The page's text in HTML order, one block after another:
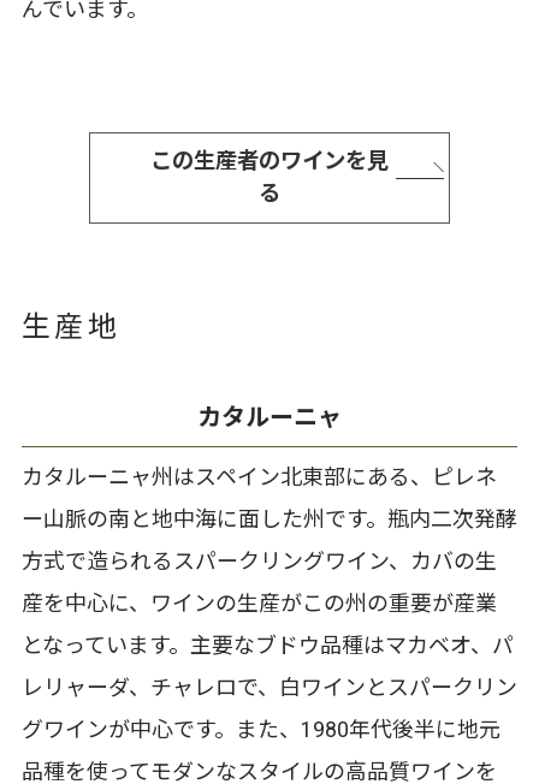
んでいます。
この生産者のワインを見
る
生産地
カタルーニャ
カタルーニャ州はスペイン北東部にある、ピレネ
ー山脈の南と地中海に面した州です。瓶内二次発酵
方式で造られるスパークリングワイン、カバの生
産を中心に、ワインの生産がこの州の重要が産業
となっています。主要なブドウ品種はマカベオ、パ
レリャーダ、チャレロで、白ワインとスパークリン
グワインが中心です。また、1980年代後半に地元
品種を使ってモダンなスタイルの高品質ワインを